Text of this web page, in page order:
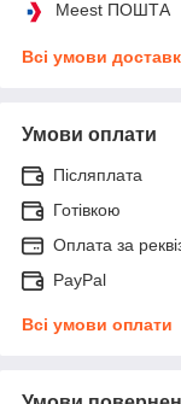
Meest ПОШТА
Всі умови
Умови оплати
Післяплата
Готівкою
Оплата за
PayPal
Всі умови оплати